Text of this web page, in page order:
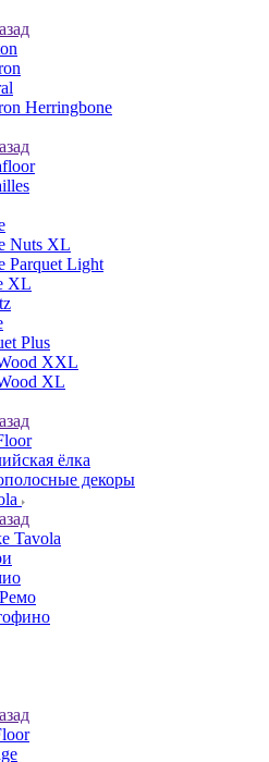
Herringbone
Nuts XL
Parquet Light
XL
Plus
XXL
XL
ёлка
декоры
Tavola